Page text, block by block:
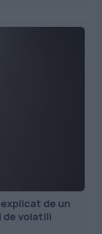
de un
de volatili